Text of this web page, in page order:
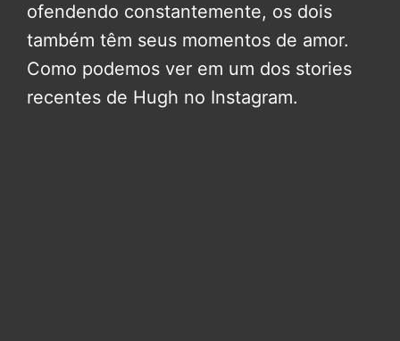
ofendendo constantemente, os dois
também têm seus momentos de amor.
Como podemos ver em um dos stories
recentes de Hugh no Instagram.